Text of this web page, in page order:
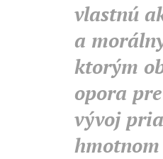
vlastnú
a
ktorým
opora
vývoj
hmotnom